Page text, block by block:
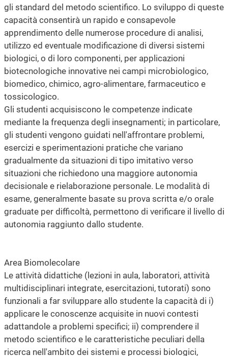
gli standard del metodo scientifico. Lo sviluppo di queste
capacità consentirà un rapido e consapevole
apprendimento delle numerose procedure di analisi,
utilizzo ed eventuale modificazione di diversi sistemi
biologici, o di loro componenti, per applicazioni
biotecnologiche innovative nei campi microbiologico,
biomedico, chimico, agro-alimentare, farmaceutico e
tossicologico.
Gli studenti acquisiscono le competenze indicate
mediante la frequenza degli insegnamenti; in particolare,
gli studenti vengono guidati nell'affrontare problemi,
esercizi e sperimentazioni pratiche che variano
gradualmente da situazioni di tipo imitativo verso
situazioni che richiedono una maggiore autonomia
decisionale e rielaborazione personale. Le modalità di
esame, generalmente basate su prova scritta e/o orale
graduate per difficoltà, permettono di verificare il livello di
autonomia raggiunto dallo studente.
Area Biomolecolare
Le attività didattiche (lezioni in aula, laboratori, attività
multidisciplinari integrate, esercitazioni, tutorati) sono
funzionali a far sviluppare allo studente la capacità di i)
applicare le conoscenze acquisite in nuovi contesti
adattandole a problemi specifici; ii) comprendere il
metodo scientifico e le caratteristiche peculiari della
ricerca nell'ambito dei sistemi e processi biologici,